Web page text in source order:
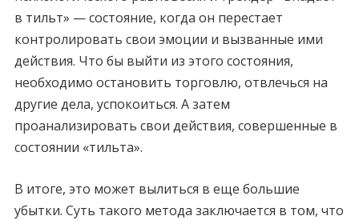
в тильт» — состояние, когда он перестает
контролировать свои эмоции и вызванные ими
действия. Что бы выйти из этого состояния,
необходимо остановить торговлю, отвлечься на
другие дела, успокоиться. А затем
проанализировать свои действия, совершенные в
состоянии «тильта».
В итоге, это может вылиться в еще большие
убытки. Суть такого метода заключается в том, что